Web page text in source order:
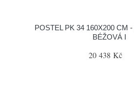
POSTEL PK 34 160X200 CM
BÉŽOVÁ I
20 438 Kč